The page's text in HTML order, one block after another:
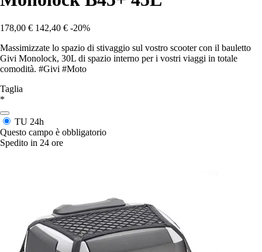
178,00 € 142,40 € -20%
Massimizzate lo spazio di stivaggio sul vostro scooter con il bauletto
Givi Monolock, 30L di spazio interno per i vostri viaggi in totale
comodità. #Givi #Moto
Taglia
*
TU 24h
Questo campo è obbligatorio
Spedito in 24 ore